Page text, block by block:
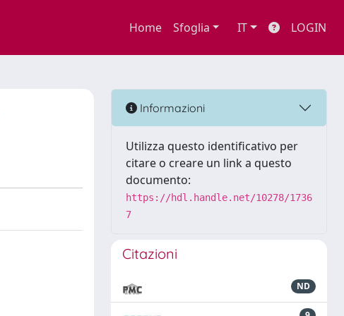
Home Sfoglia IT LOGIN
Informazioni
Utilizza questo identificativo per
citare o creare un link a questo
documento:
https://hdl.handle.net/10278/1736
7
Citazioni
ND